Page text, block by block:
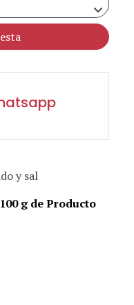
y sal
g de Producto